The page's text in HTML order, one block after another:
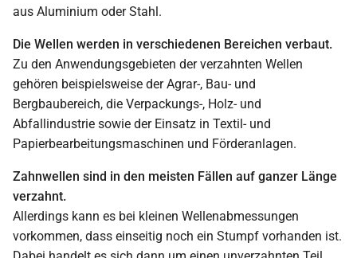
aus Aluminium oder Stahl.
Die Wellen werden in verschiedenen Bereichen verbaut.
Zu den Anwendungsgebieten der verzahnten Wellen
gehören beispielsweise der Agrar-, Bau- und
Bergbaubereich, die Verpackungs-, Holz- und
Abfallindustrie sowie der Einsatz in Textil- und
Papierbearbeitungsmaschinen und Förderanlagen.
Zahnwellen sind in den meisten Fällen auf ganzer Länge
verzahnt.
Allerdings kann es bei kleinen Wellenabmessungen
vorkommen, dass einseitig noch ein Stumpf vorhanden ist.